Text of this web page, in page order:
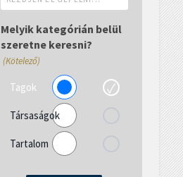
el
gépelni...
Melyik kategórián belül
szeretne keresni?
(Kötelező)
Tagok
Társaságok
Tartalom